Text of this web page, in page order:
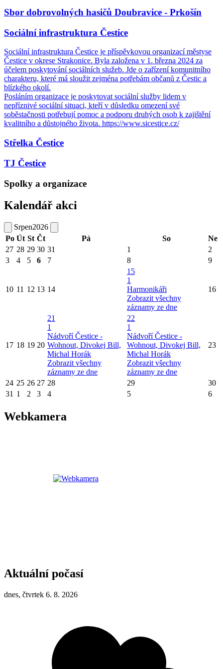
Sbor dobrovolných hasičů Doubravice - Prkošín
Sociální infrastruktura Čestice
Sociální infrastruktura Čestice je příspěvkovou organizací městyse
Čestice v okrese Strakonice. Byla založena v 1. března 2024 za
účelem poskytování sociálních služeb. Jde o zařízení komunitního
charakteru, které má sloužit zejména potřebám občanů z Čestic a
blízkého okolí.
Posláním organizace je poskytovat sociální služby lidem v
nepříznivé sociální situaci, kteří v důsledku omezení své
soběstačnosti potřebují pomoc a podporu druhých osob k zajištění
kvalitního a důstojného života. https://www.sicestice.cz/
Střelka Čestice
TJ Čestice
Spolky a organizace
Kalendář akci
Srpen2026
Po Út St Čt Pá So
Ne
27 28 29 30 31 1
2
3
4 5 6 7 8 9
10 11 12 13 14
15
1
Harmonikáři
Zobrazit všechny
záznamy ze dne
16
17 18 19 20
21
1
Nádvoří Čestice -
Wohnout, Divokej Bill,
Michal Horák
Zobrazit všechny
záznamy ze dne
22
1
Nádvoří Čestice -
Wohnout, Divokej Bill,
Michal Horák
Zobrazit všechny
záznamy ze dne
23
24 25 26 27 28 29
30
31 1 2 3 4 5 6
Webkamera
Aktuální počasí
dnes, čtvrtek 6. 8. 2026